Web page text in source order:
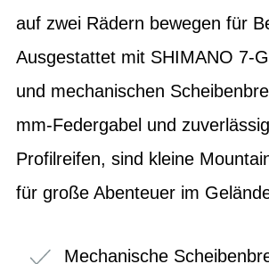
auf zwei Rädern bewegen für
Ausgestattet mit SHIMANO 7-
und mechanischen
mm-Federgabel und
Profilreifen, sind kleine
für große Abenteuer im
Mechanische